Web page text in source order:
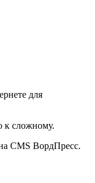
для
к сложному.
CMS ВордПресс.